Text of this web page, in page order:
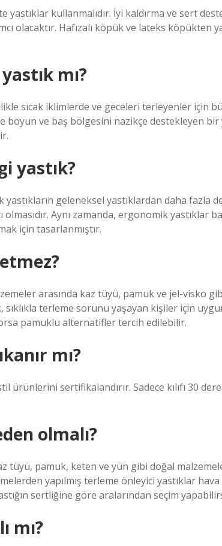
kullanmalıdır. İyi kaldırma ve sert
olacaktır. Hafızalı köpük ve lateks köpükten
mı?
sıcak iklimlerde ve geceleri terleyenler için
ve baş bölgesini nazikçe destekleyen bir
yastık?
geleneksel yastıklardan daha fazla
Aynı zamanda, ergonomik yastıklar
için tasarlanmıştır.
arasında kaz tüyü, pamuk ve jel-visko
sıklıkla terleme sorunu yaşayan kişiler için
pamuklu alternatifler tercih edilebilir.
mı?
ürünlerini sertifikalandırır. Sadece kılıfı 30
olmalı?
tüyü, pamuk, keten ve yün gibi doğal
yapılmış terleme önleyici yastıklar
sertliğine göre aralarından seçim
mı?